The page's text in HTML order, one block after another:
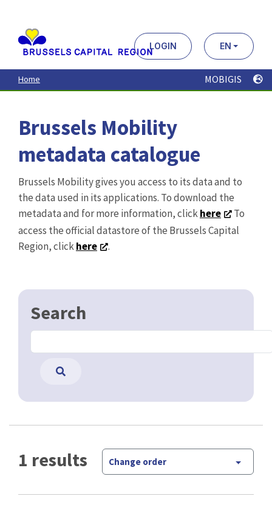
contenu
principal
LOGIN EN
Home MOBIGIS
Brussels Mobility
metadata catalogue
Brussels Mobility gives you access to its data and to
the data used in its applications. To download the
metadata and for more information, clickhere
To
access the official datastore of the Brussels Capital
Region, clickhere .
Search
1 results Change order